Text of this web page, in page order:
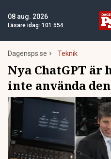
08 aug. 2026
Läsare idag: 101 554
Dagensps.se Teknik
Nya ChatGPT är
inte använda den